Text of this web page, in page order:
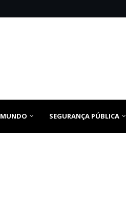
MUNDO SEGURANÇA PÚBLICA